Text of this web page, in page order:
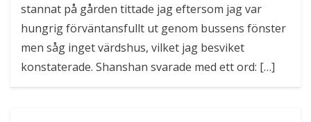
stannat på gården tittade jag eftersom jag var
hungrig förväntansfullt ut genom bussens fönster
men såg inget värdshus, vilket jag besviket
konstaterade. Shanshan svarade med ett ord: […]